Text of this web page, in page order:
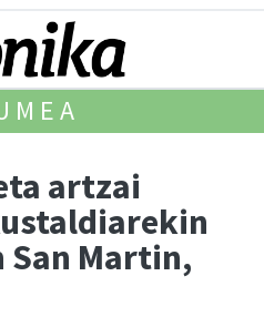
artzai
San Martin,